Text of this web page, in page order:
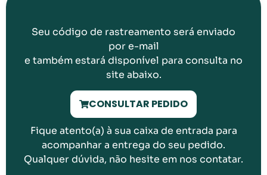
Seu código de rastreamento será enviado
por e-mail
e também estará disponível para consulta no
site abaixo.
CONSULTAR PEDIDO
Fique atento(a) à sua caixa de entrada para
acompanhar a entrega do seu pedido.
Qualquer dúvida, não hesite em nos contatar.